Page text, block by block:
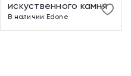
искуственного камня
В наличии Edone